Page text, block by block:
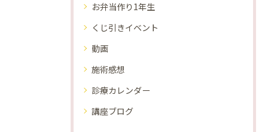
お弁当作り1年生
くじ引きイベント
動画
施術感想
診療カレンダー
講座ブログ